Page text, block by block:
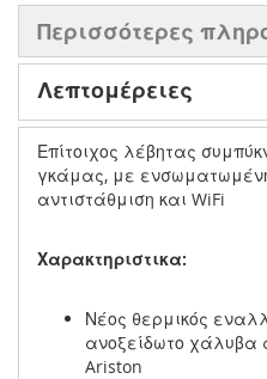
Περισσότερες
Λεπτομέρειες
Επίτοιχος λέβητας
γκάμας, με
αντιστάθμιση και WiFi
Χαρακτηριστικα:
Νέος θερμικός
ανοξείδωτο χάλυβα
Ariston